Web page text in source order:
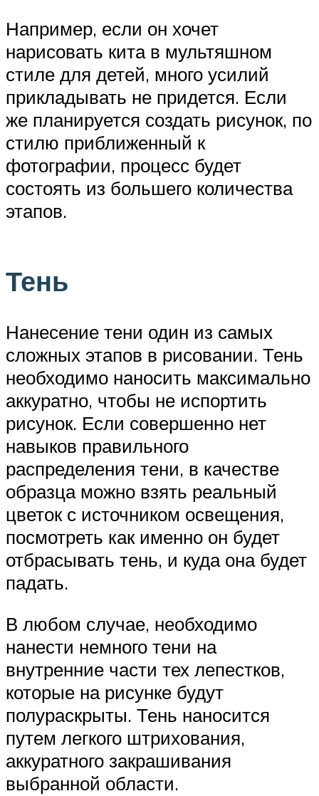
Например, если он хочет
нарисовать кита в мультяшном
стиле для детей, много усилий
прикладывать не придется. Если
же планируется создать рисунок, по
стилю приближенный к
фотографии, процесс будет
состоять из большего количества
этапов.
Тень
Нанесение тени один из самых
сложных этапов в рисовании. Тень
необходимо наносить максимально
аккуратно, чтобы не испортить
рисунок. Если совершенно нет
навыков правильного
распределения тени, в качестве
образца можно взять реальный
цветок с источником освещения,
посмотреть как именно он будет
отбрасывать тень, и куда она будет
падать.
В любом случае, необходимо
нанести немного тени на
внутренние части тех лепестков,
которые на рисунке будут
полураскрыты. Тень наносится
путем легкого штрихования,
аккуратного закрашивания
выбранной области.